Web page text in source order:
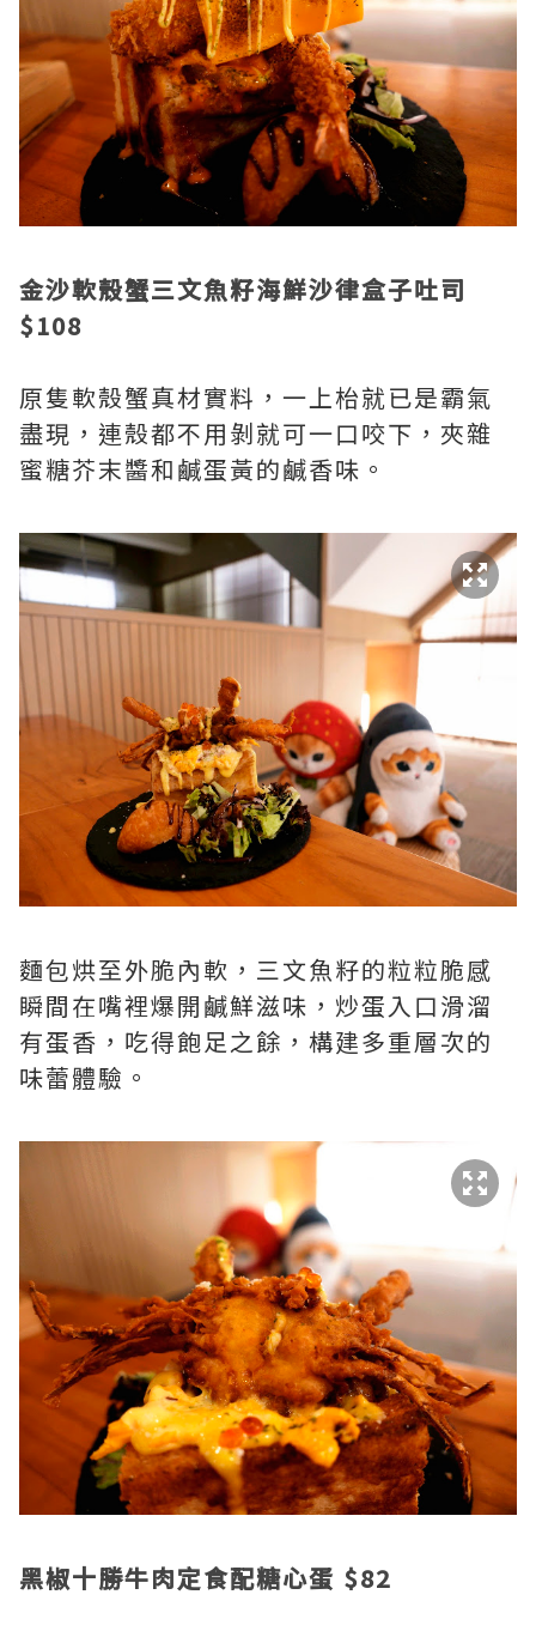
金沙軟殼蟹三文魚籽海鮮沙律盒子吐司
$108
原隻軟殼蟹真材實料，一上枱就已是霸氣
盡現，連殼都不用剝就可一口咬下，夾雜
蜜糖芥末醬和鹹蛋黃的鹹香味。
麵包烘至外脆內軟，三文魚籽的粒粒脆感
瞬間在嘴裡爆開鹹鮮滋味，炒蛋入口滑溜
有蛋香，吃得飽足之餘，構建多重層次的
味蕾體驗。
黑椒十勝牛肉定食配糖心蛋 $82